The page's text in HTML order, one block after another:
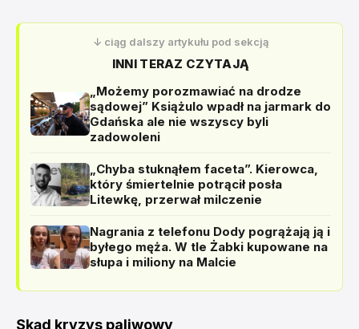
↓ ciąg dalszy artykułu pod sekcją
INNI TERAZ CZYTAJĄ
„Możemy porozmawiać na drodze
sądowej” Książulo wpadł na jarmark do
Gdańska ale nie wszyscy byli
zadowoleni
„Chyba stuknąłem faceta”. Kierowca,
który śmiertelnie potrącił posła
Litewkę, przerwał milczenie
Nagrania z telefonu Dody pogrążają ją i
byłego męża. W tle Żabki kupowane na
słupa i miliony na Malcie
Skąd kryzys paliwowy